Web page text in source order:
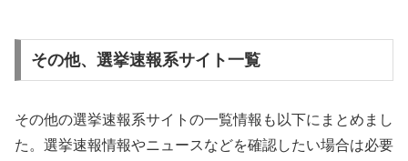
その他、選挙速報系サイト一覧
その他の選挙速報系サイトの一覧情報も以下にまとめまし
た。選挙速報情報やニュースなどを確認したい場合は必要